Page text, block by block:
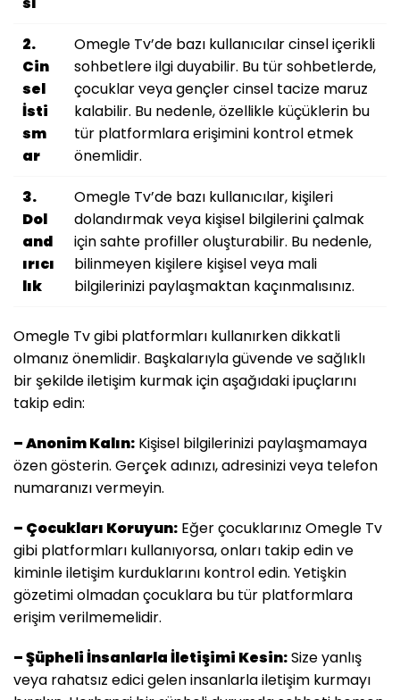
2.
Cin
sel
İsti
sm
ar
Omegle Tv’de bazı kullanıcılar cinsel içerikli
sohbetlere ilgi duyabilir. Bu tür sohbetlerde,
çocuklar veya gençler cinsel tacize maruz
kalabilir. Bu nedenle, özellikle küçüklerin bu
tür platformlara erişimini kontrol etmek
önemlidir.
3.
Dol
and
ırıcı
lık
Omegle Tv’de bazı kullanıcılar, kişileri
dolandırmak veya kişisel bilgilerini çalmak
için sahte profiller oluşturabilir. Bu nedenle,
bilinmeyen kişilere kişisel veya mali
bilgilerinizi paylaşmaktan kaçınmalısınız.
Omegle Tv gibi platformları kullanırken dikkatli
olmanız önemlidir. Başkalarıyla güvende ve sağlıklı
bir şekilde iletişim kurmak için aşağıdaki ipuçlarını
takip edin:
– Anonim Kalın: Kişisel bilgilerinizi paylaşmamaya
özen gösterin. Gerçek adınızı, adresinizi veya telefon
numaranızı vermeyin.
– Çocukları Koruyun: Eğer çocuklarınız Omegle Tv
gibi platformları kullanıyorsa, onları takip edin ve
kiminle iletişim kurduklarını kontrol edin. Yetişkin
gözetimi olmadan çocuklara bu tür platformlara
erişim verilmemelidir.
– Şüpheli İnsanlarla İletişimi Kesin:Size yanlış
veya rahatsız edici gelen insanlarla iletişim kurmayı